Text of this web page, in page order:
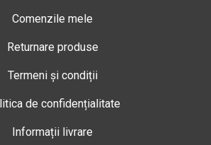
Comenzile mele
Returnare produse
Termeni și condiții
de confidențialitate
Informații livrare